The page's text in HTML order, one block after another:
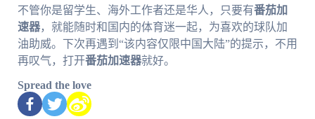
不管你是留学生、海外工作者还是华人，只要有番茄加
速器，就能随时和国内的体育迷一起，为喜欢的球队加
油助威。下次再遇到“该内容仅限中国大陆”的提示，不用
再叹气，打开番茄加速器就好。
Spread the love